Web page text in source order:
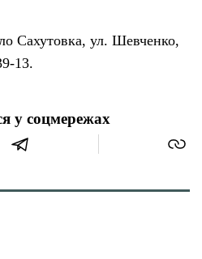
Сахутовка, ул. Шевченко,
13.
у соцмережах